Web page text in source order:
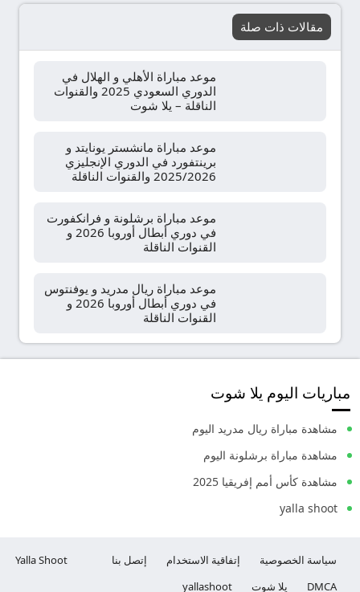
مقالات ذات صلة
موعد مباراة الأهلي و الهلال في
الدوري السعودي 2025 والقنوات
الناقلة – يلا شوت
موعد مباراة مانشستر يونايتد و
برينتفورد في الدوري الإنجليزي
2025/2026 والقنوات الناقلة
موعد مباراة برشلونة و فرانكفورت
في دوري أبطال أوروبا 2026 و
القنوات الناقلة
موعد مباراة ريال مدريد و يوفنتوس
في دوري أبطال أوروبا 2026 و
القنوات الناقلة
مباريات اليوم يلا شوت
مشاهدة مباراة ريال مدريد اليوم
مشاهدة مباراة برشلونة اليوم
مشاهدة كأس أمم إفريقيا 2025
yalla shoot
Yalla Shoot سياسة الخصوصية إتفاقية الاستخدام
إتصل بنا
DMCA
يلا شوت yallashoot